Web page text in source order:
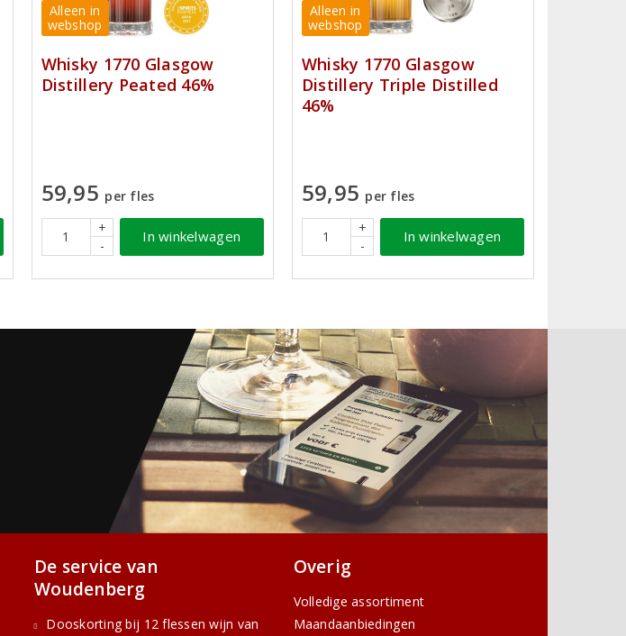
Alleen in
webshop
Whisky 1770 Glasgow
Distillery Peated 46%
59,95 per fles
+
-
In winkelwagen
Alleen in
webshop
Whisky 1770 Glasgow
Distillery Triple Distilled
46%
59,95 per fles
+
-
In winkelwagen
De service van
Woudenberg
Dooskorting bij 12 flessen wijn van
Overig
Volledige assortiment
Maandaanbiedingen